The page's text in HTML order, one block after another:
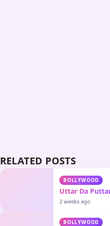
RELATED POSTS
BOLLYWOOD
Uttar Da
2 weeks ago
BOLLYWOOD